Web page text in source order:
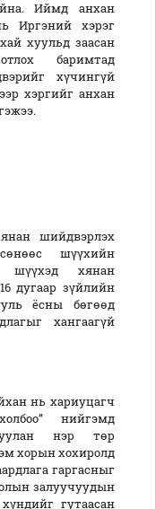
Иймд анхан
Иргэний хэрэг
хуульд заасан
баримтад
хүчингүй
хэргийг анхан
шийдвэрлэх
шүүхийн
шүүхэд хянан
дугаар зүйлийн
ёсны бөгөөд
хангаагүй
нь хариуцагч
нийгэмд
нэр төр
хорын хохиролд
гаргасныг
залуучуудын
гутаасан